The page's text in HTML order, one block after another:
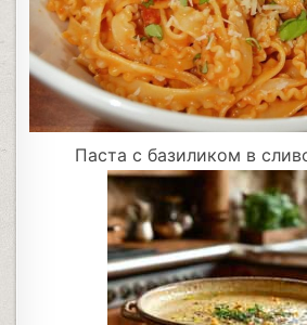
Паста с базиликом в